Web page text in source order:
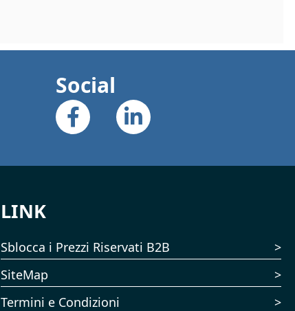
Social
LINK
Sblocca i Prezzi Riservati B2B
SiteMap
Termini e Condizioni